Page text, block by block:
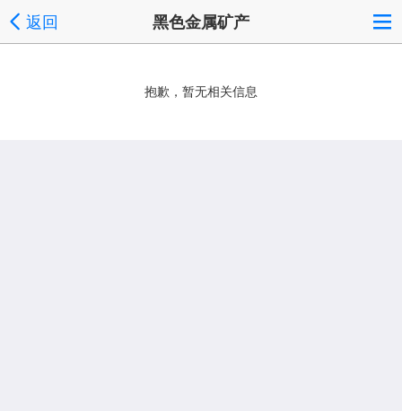
返回 黑色金属矿产
抱歉，暂无相关信息